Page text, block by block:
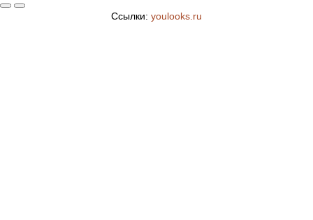
Ссылки: youlooks.ru